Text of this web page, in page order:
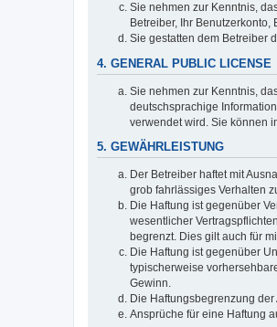
Sie nehmen zur Kenntnis,
Betreiber, Ihr
Sie gestatten dem Betreiber
4. GENERAL PUBLIC LICENSE
Sie nehmen zur Kenntnis,
deutschsprachige
verwendet wird. Sie können
5. GEWÄHRLEISTUNG
Der Betreiber haftet mit
grob fahrlässiges Verhalten
Die Haftung ist gegenüber
wesentlicher
begrenzt. Dies gilt auch für
Die Haftung ist gegenüber
typischerweise
Gewinn.
Die Haftungsbegrenzung
Ansprüche für eine Haftung